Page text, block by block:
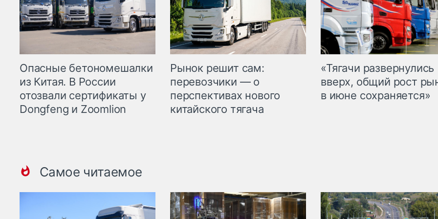
Опасные бетономешалки
из Китая. В России
отозвали сертификаты у
Dongfeng и Zoomlion
Рынок решит сам:
перевозчики — о
перспективах нового
китайского тягача
«Тягачи развернулись
вверх, общий рост
в июне сохраняется»
Самое читаемое